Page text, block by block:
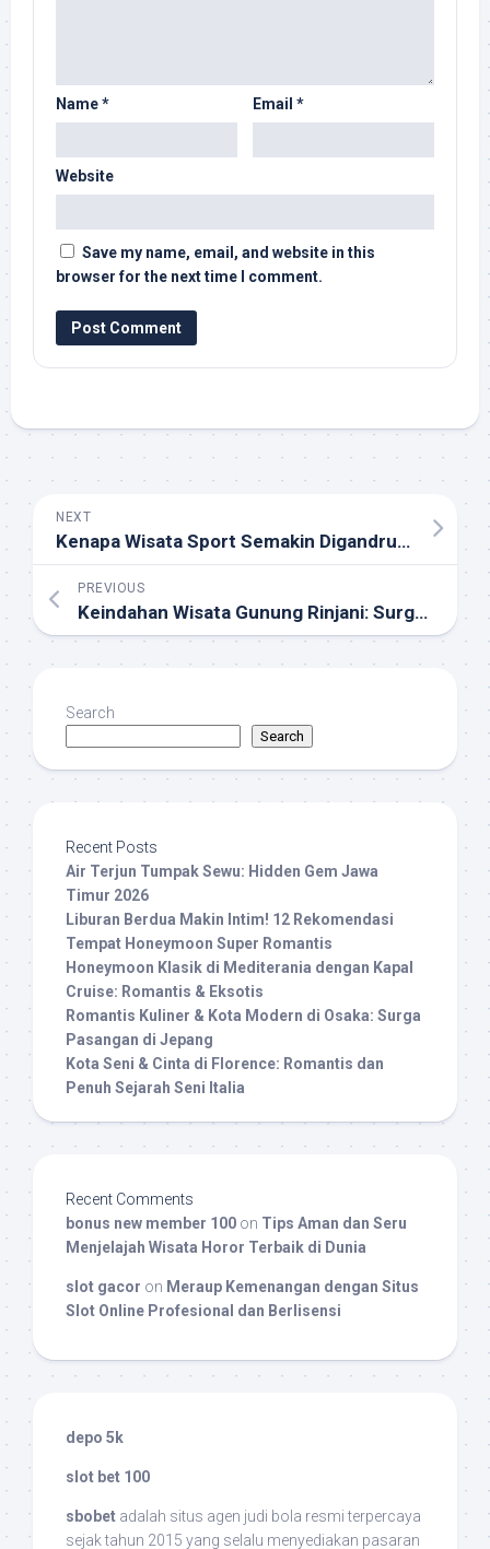
Name* Email *
Website
Save my name, email, and website in this
browser for the next time I comment.
NEXT
Kenapa Wisata Sport Semakin Digandrungi Para Traveler?
PREVIOUS
Keindahan Wisata Gunung Rinjani: Surga Pendakian di Lombok
Search
Search
Recent Posts
Air Terjun Tumpak Sewu: Hidden Gem Jawa
Timur 2026
Liburan Berdua Makin Intim! 12 Rekomendasi
Tempat Honeymoon Super Romantis
Honeymoon Klasik di Mediterania dengan Kapal
Cruise: Romantis & Eksotis
Romantis Kuliner & Kota Modern di Osaka: Surga
Pasangan di Jepang
Kota Seni & Cinta di Florence: Romantis dan
Penuh Sejarah Seni Italia
Recent Comments
bonus new member 100 on Tips Aman dan Seru
Menjelajah Wisata Horor Terbaik di Dunia
slot gacor on Meraup Kemenangan dengan Situs
Slot Online Profesional dan Berlisensi
depo 5k
slot bet 100
sbobet adalah situs agen judi bola resmi terpercaya
sejak tahun 2015 yang selalu menyediakan pasaran